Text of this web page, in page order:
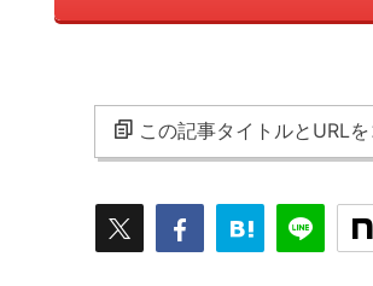
この記事タイトルとURL